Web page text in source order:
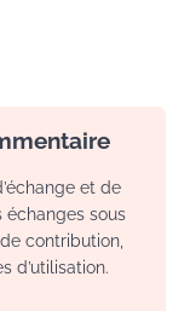
et de
sous
contribution,
d’utilisation.